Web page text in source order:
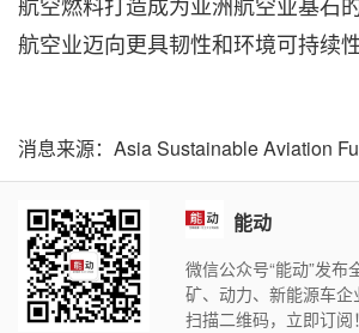
航空业迈向更具韧性和环境可持续
消息来源：Asia Sustainable Aviation
能动
微信公众号“能动”发布
矿、动力、新能源车企
扫描二维码，立即订阅！